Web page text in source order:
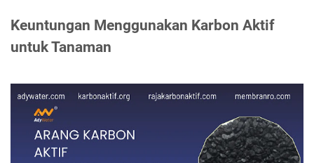
Keuntungan Menggunakan Karbon Aktif
untuk Tanaman